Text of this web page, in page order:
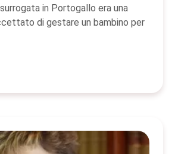
in Portogallo era una
di gestare un bambino per